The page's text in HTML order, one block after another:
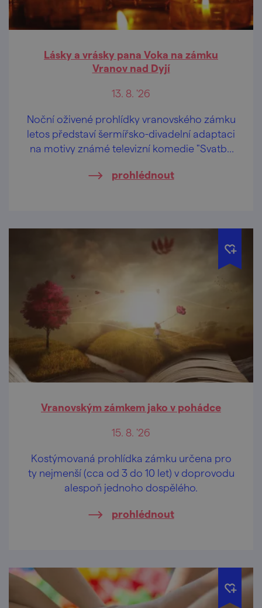
Lásky a vrásky pana Voka na zámku
Vranov nad Dyjí
13. 8. '26
Noční oživené prohlídky vranovského zámku
letos představí šermířsko-divadelní adaptaci
na motivy známé televizní komedie "Svatby
prohlédnout
Vranovským zámkem jako v pohádce
15. 8. '26
Kostýmovaná prohlídka zámku určena pro
ty nejmenší (cca od 3 do 10 let) v doprovodu
alespoň jednoho dospělého.
prohlédnout